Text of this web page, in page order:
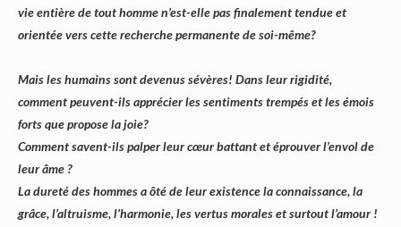
vie entière de tout homme n’est-elle pas finalement tendue et
orientée vers cette recherche permanente de soi-même?
Mais les humains sont devenus sévères! Dans leur rigidité,
comment peuvent-ils apprécier les sentiments trempés et les émois
forts que propose la joie?
Comment savent-ils palper leur cœur battant et éprouver l’envol de
leur âme ?
La dureté des hommes a ôté de leur existence la connaissance, la
grâce, l’altruisme, l’harmonie, les vertus morales et surtout l’amour !